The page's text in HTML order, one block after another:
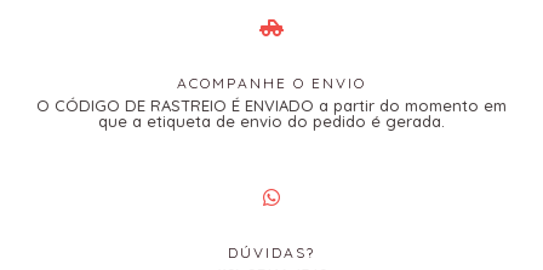
ACOMPANHE O ENVIO
O CÓDIGO DE RASTREIO É ENVIADO a partir do momento em
que a etiqueta de envio do pedido é gerada.
DÚVIDAS?